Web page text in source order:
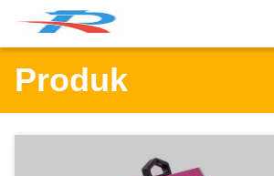
Produk